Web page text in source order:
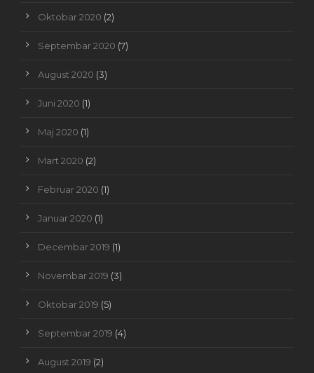
Oktobar 2020 (2)
Septembar 2020 (7)
August 2020 (3)
Juni 2020 (1)
Maj 2020 (1)
Mart 2020 (2)
Februar 2020 (1)
Januar 2020 (1)
Decembar 2019 (1)
Novembar 2019 (3)
Oktobar 2019 (5)
Septembar 2019 (4)
August 2019 (2)